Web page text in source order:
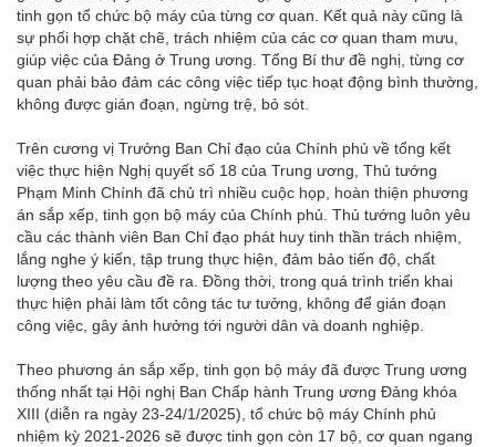
tinh gọn tổ chức bộ máy của từng cơ quan. Kết quả này cũng là
sự phối hợp chặt chẽ, trách nhiệm của các cơ quan tham mưu,
giúp việc của Đảng ở Trung ương. Tổng Bí thư đề nghị, từng cơ
quan phải bảo đảm các công việc tiếp tục hoạt động bình thường,
không được gián đoạn, ngừng trệ, bỏ sót.
Trên cương vị Trưởng Ban Chỉ đạo của Chính phủ về tổng kết
việc thực hiện Nghị quyết số 18 của Trung ương, Thủ tướng
Phạm Minh Chính đã chủ trì nhiều cuộc họp, hoàn thiện phương
án sắp xếp, tinh gọn bộ máy của Chính phủ. Thủ tướng luôn yêu
cầu các thành viên Ban Chỉ đạo phát huy tinh thần trách nhiệm,
lắng nghe ý kiến, tập trung thực hiện, đảm bảo tiến độ, chất
lượng theo yêu cầu đề ra. Đồng thời, trong quá trình triển khai
thực hiện phải làm tốt công tác tư tưởng, không để gián đoạn
công việc, gây ảnh hưởng tới người dân và doanh nghiệp.
Theo phương án sắp xếp, tinh gọn bộ máy đã được Trung ương
thống nhất tại Hội nghị Ban Chấp hành Trung ương Đảng khóa
XIII (diễn ra ngày 23-24/1/2025), tổ chức bộ máy Chính phủ
nhiệm kỳ 2021-2026 sẽ được tinh gọn còn 17 bộ, cơ quan ngang